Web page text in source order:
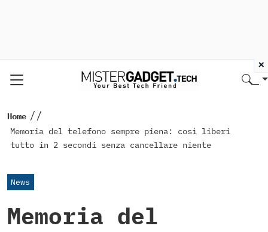
Home //
Memoria del telefono sempre piena: così liberi
tutto in 2 secondi senza cancellare niente
News
Memoria del
×